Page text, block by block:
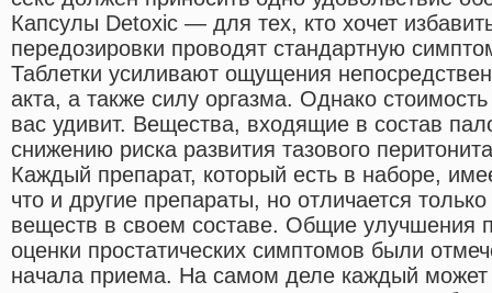
Капсулы Detoxic — для тех, кто хочет
передозировки проводят стандартную
Таблетки усиливают ощущения
акта, а также силу оргазма. Однако
вас удивит. Вещества, входящие в состав
снижению риска развития тазового
Каждый препарат, который есть в наборе,
что и другие препараты, но отличается
веществ в своем составе. Общие улучшения
оценки простатических симптомов были
начала приема. На самом деле каждый может